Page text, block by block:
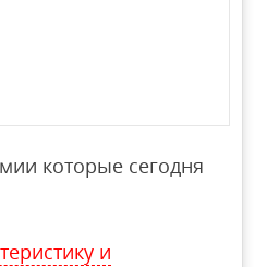
которые сегодня
и